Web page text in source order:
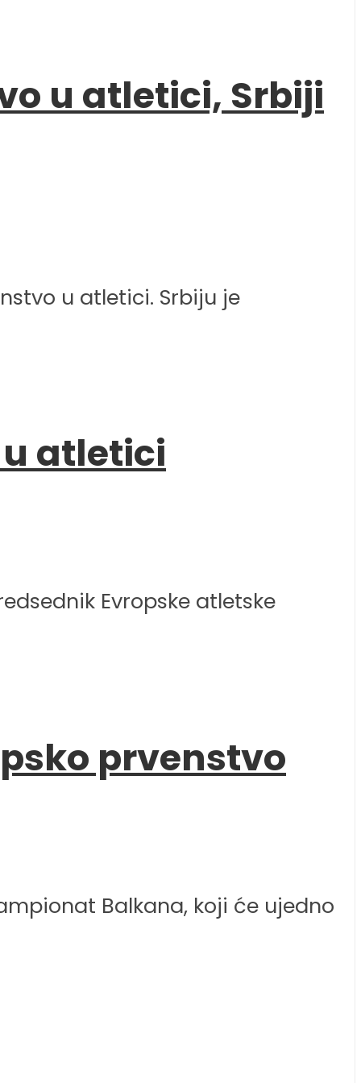
u atletici, Srbiji
u atletici. Srbiju je
atletici
Evropske atletske
prvenstvo
Balkana, koji će ujedno